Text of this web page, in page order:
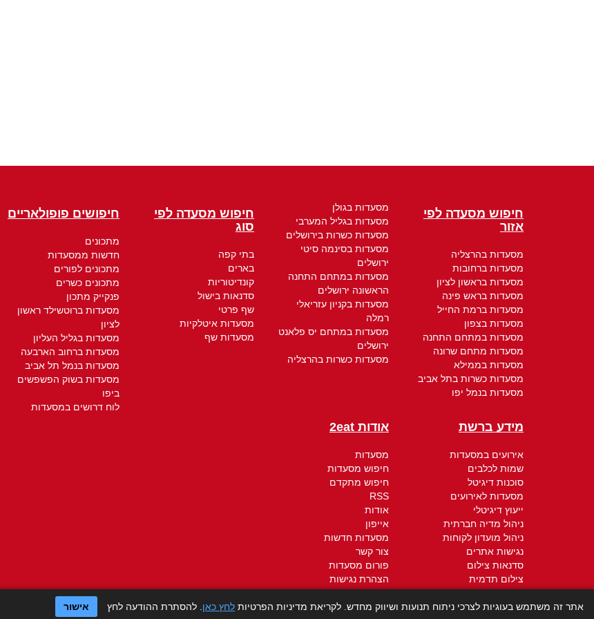
חיפוש מסעדה לפי
אזור
מסעדות בהרצליה
מסעדות ברחובות
מסעדות בראשון לציון
מסעדות בראש פינה
מסעדות ברמת החייל
מסעדות בצפון
מסעדות במתחם התחנה
מסעדות מתחם שרונה
מסעדות בממילא
מסעדות כשרות בתל אביב
מסעדות בנמל יפו
מסעדות בגולן
מסעדות בגליל המערבי
מסעדות כשרות בירושלים
מסעדות בסינמה סיטי
ירושלים
מסעדות במתחם התחנה
הראשונה ירושלים
מסעדות בקניון עזריאלי
רמלה
מסעדות במתחם יס פלאנט
ירושלים
מסעדות כשרות בהרצליה
חיפוש מסעדה לפי
סוג
בתי קפה
בארים
קונדיטוריות
סדנאות בישול
שף פרטי
מסעדות איטלקיות
מסעדות שף
חיפושים פופולאריים
מתכונים
חדשות ממסעדות
מתכונים לפורים
מתכונים כשרים
פנקייק מתכון
מסעדות ברוטשילד ראשון
לציון
מסעדות בגליל העליון
מסעדות ברחוב הארבעה
מסעדות בנמל תל אביב
מסעדות בשוק הפשפשים
ביפו
לוח דרושים במסעדות
מידע ברשת
אירועים במסעדות
שמות לכלבים
סוכנות דיגיטל
מסעדות לאירועים
ייעוץ דיגיטלי
ניהול מדיה חברתית
ניהול מועדון לקוחות
נגישות אתרים
סדנאות צילום
צילום תדמית
חברת קידום אתרים
קידום ממומן
אודות 2eat
מסעדות
חיפוש מסעדות
חיפוש מתקדם
RSS
אודות
אייפון
מסעדות חדשות
צור קשר
פורום מסעדות
הצהרת נגישות
תקנון - תנאי שימוש
מדיניות הפרטיות
אתר זה משתמש בעוגיות לצרכי ניתוח תנועות ושיווק מחדש. לקריאת מדיניות הפרטיות לחץ כאן . להסתרת ההודעה לחץ אישור